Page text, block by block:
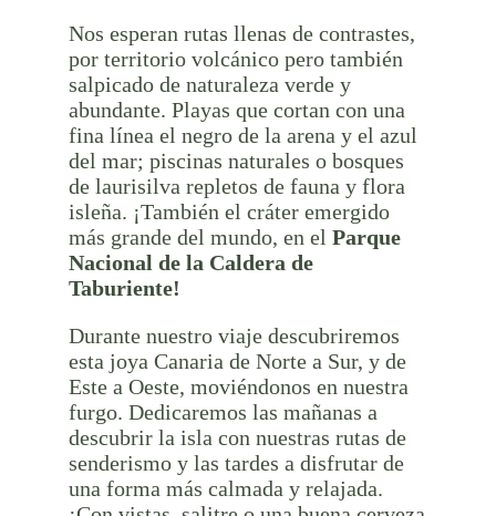
Nos esperan rutas llenas de contrastes,
por territorio volcánico pero también
salpicado de naturaleza verde y
abundante. Playas que cortan con una
fina línea el negro de la arena y el azul
del mar; piscinas naturales o bosques
de laurisilva repletos de fauna y flora
isleña. ¡También el cráter emergido
más grande del mundo, en el Parque
Nacional de la Caldera de
Taburiente!
Durante nuestro viaje descubriremos
esta joya Canaria de Norte a Sur, y de
Este a Oeste, moviéndonos en nuestra
furgo. Dedicaremos las mañanas a
descubrir la isla con nuestras rutas de
senderismo y las tardes a disfrutar de
una forma más calmada y relajada.